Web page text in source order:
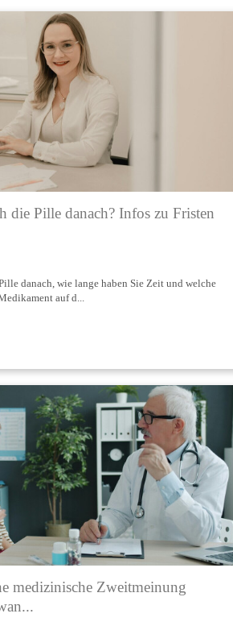
die Pille danach? Infos zu Fristen
danach, wie lange haben Sie Zeit und welche
auf d...
medizinische Zweitmeinung